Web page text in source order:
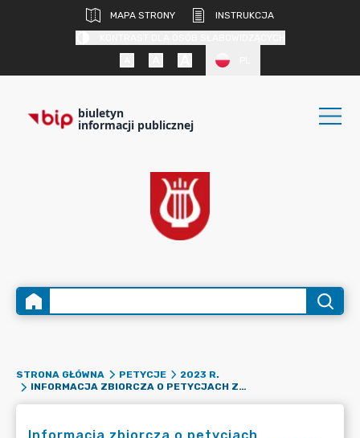
MAPA STRONY
INSTRUKCJA
biuletyn
informacji publicznej
STRONA GŁÓWNA PETYCJE
2023 R.
INFORMACJA ZBIORCZA O PETYCJACH ZGŁOSZONYCH DO RADY GMINY W ROKU 2023